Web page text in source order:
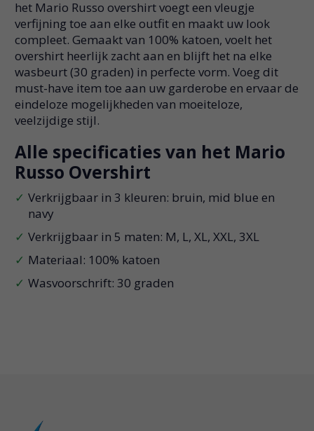
het Mario Russo overshirt voegt een vleugje
verfijning toe aan elke outfit en maakt uw look
compleet. Gemaakt van 100% katoen, voelt het
overshirt heerlijk zacht aan en blijft het na elke
wasbeurt (30 graden) in perfecte vorm. Voeg dit
must-have item toe aan uw garderobe en ervaar de
eindeloze mogelijkheden van moeiteloze,
veelzijdige stijl.
Alle specificaties van het Mario
Russo Overshirt
Verkrijgbaar in 3 kleuren: bruin, mid blue en
navy
Verkrijgbaar in 5 maten: M, L, XL, XXL, 3XL
Materiaal: 100% katoen
Wasvoorschrift: 30 graden